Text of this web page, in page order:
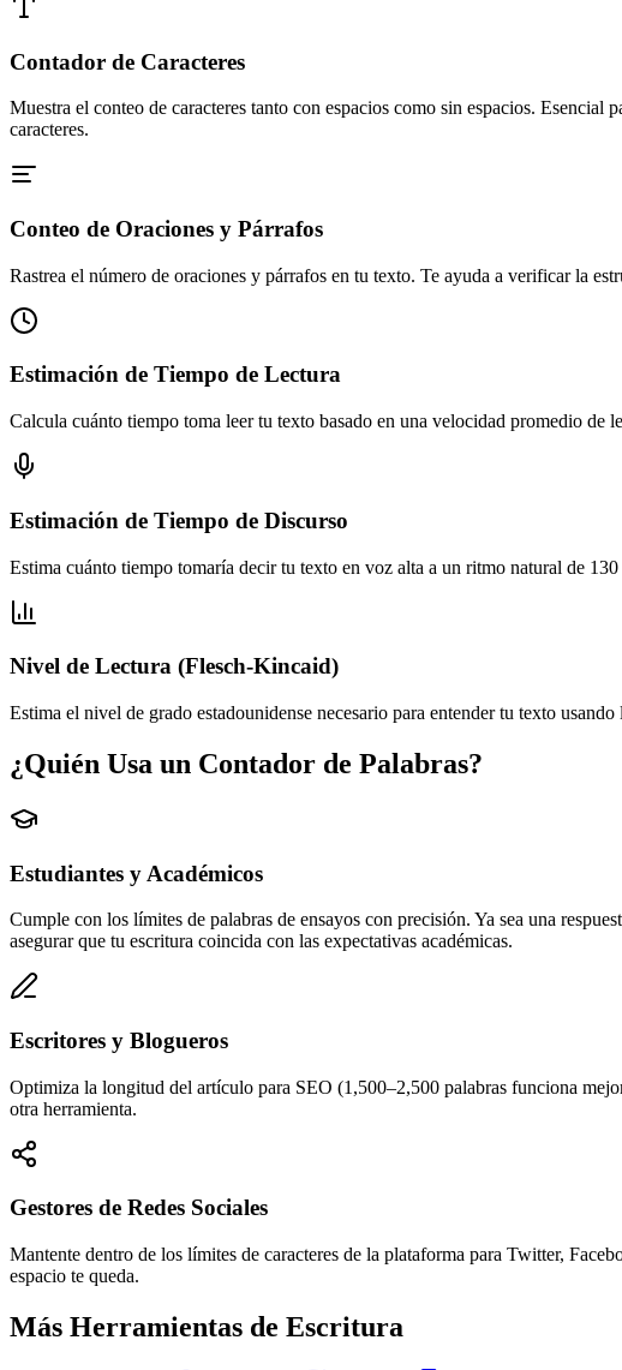
Contador de Caracteres
Muestra el conteo de caracteres tanto con espacios como sin espacios.
caracteres.
Conteo de Oraciones y Párrafos
Rastrea el número de oraciones y párrafos en tu texto. Te ayuda a verificar la
Estimación de Tiempo de Lectura
Calcula cuánto tiempo toma leer tu texto basado en una velocidad promedio
Estimación de Tiempo de Discurso
Estima cuánto tiempo tomaría decir tu texto en voz alta a un ritmo natural de
Nivel de Lectura (Flesch-Kincaid)
Estima el nivel de grado estadounidense necesario para entender tu texto
¿Quién Usa un Contador de Palabras?
Estudiantes y Académicos
Cumple con los límites de palabras de ensayos con precisión. Ya sea una
asegurar que tu escritura coincida con las expectativas académicas.
Escritores y Blogueros
Optimiza la longitud del artículo para SEO (1,500–2,500 palabras funciona
otra herramienta.
Gestores de Redes Sociales
Mantente dentro de los límites de caracteres de la plataforma para Twitter,
espacio te queda.
Más Herramientas de Escritura